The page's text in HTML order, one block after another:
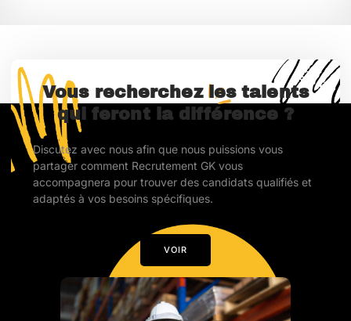
Vous recherchez les talents
qui feront la différence ?
Discutez avec nous afin que nous puissions vous
partager comment Recrutement GK vous
accompagnera pour trouver des candidats qualifiés et
adaptés à vos besoins spécifiques.
VOIR